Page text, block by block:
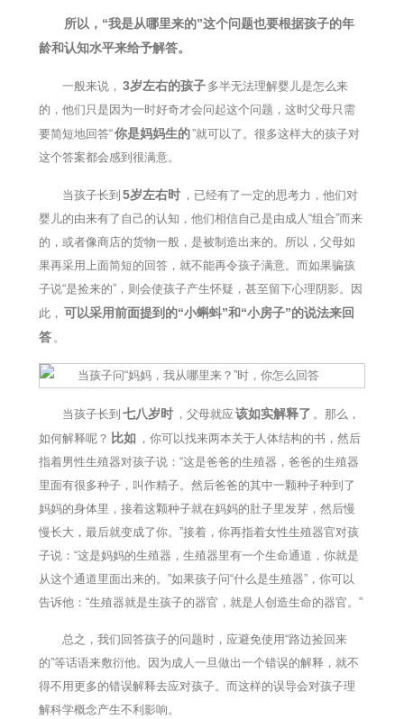
所以，“我是从哪里来的”这个问题也要根据孩子的年
龄和认知水平来给予解答。
一般来说， 3岁左右的孩子 多半无法理解婴儿是怎么来
的，他们只是因为一时好奇才会问起这个问题，这时父母只需
要简短地回答“你是妈妈生的”就可以了。很多这样大的孩子对
这个答案都会感到很满意。
当孩子长到 5岁左右时 ，已经有了一定的思考力，他们对
婴儿的由来有了自己的认知，他们相信自己是由成人“组合”而来
的，或者像商店的货物一般，是被制造出来的。所以，父母如
果再采用上面简短的回答，就不能再令孩子满意。而如果骗孩
子说“是捡来的”，则会使孩子产生怀疑，甚至留下心理阴影。因
此， 可以采用前面提到的“小蝌蚪”和“小房子”的说法来回
答 。
当孩子长到 七八岁时 ，父母就应 该如实解释了 。那么，
如何解释呢？ 比如 ，你可以找来两本关于人体结构的书，然后
指着男性生殖器对孩子说：“这是爸爸的生殖器，爸爸的生殖器
里面有很多种子，叫作精子。然后爸爸的其中一颗种子种到了
妈妈的身体里，接着这颗种子就在妈妈的肚子里发芽，然后慢
慢长大，最后就变成了你。”接着，你再指着女性生殖器官对孩
子说：“这是妈妈的生殖器，生殖器里有一个生命通道，你就是
从这个通道里面出来的。”如果孩子问“什么是生殖器”，你可以
告诉他：“生殖器就是生孩子的器官，就是人创造生命的器官。”
总之，我们回答孩子的问题时，应避免使用“路边捡回来
的”等话语来敷衍他。因为成人一旦做出一个错误的解释，就不
得不用更多的错误解释去应对孩子。而这样的误导会对孩子理
解科学概念产生不利影响。